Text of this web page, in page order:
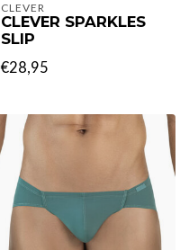
CLEVER
CLEVER SPARKLES
SLIP
€28,95